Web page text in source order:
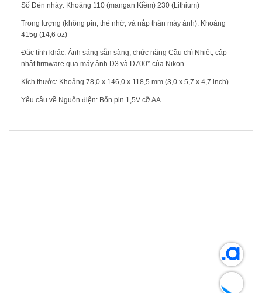
Số Đèn nháy: Khoảng 110 (mangan Kiềm) 230 (Lithium)
Trong lượng (không pin, thẻ nhớ, và nắp thân máy ảnh): Khoảng
415g (14,6 oz)
Đặc tính khác: Ánh sáng sẵn sàng, chức năng Cầu chì Nhiệt, cập
nhật firmware qua máy ảnh D3 và D700* của Nikon
Kích thước: Khoảng 78,0 x 146,0 x 118,5 mm (3,0 x 5,7 x 4,7 inch)
Yêu cầu về Nguồn điện: Bốn pin 1,5V cỡ AA